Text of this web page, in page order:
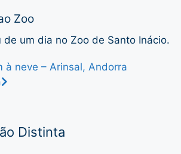
Zoo
um dia no Zoo de Santo Inácio.
à neve – Arinsal, Andorra
Distinta